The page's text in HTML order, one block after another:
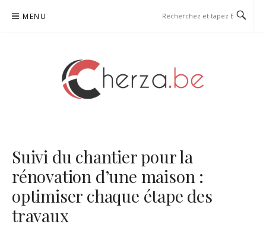
MENU
CHERZA
Suivi du chantier pour la
rénovation d’une maison :
optimiser chaque étape des
travaux